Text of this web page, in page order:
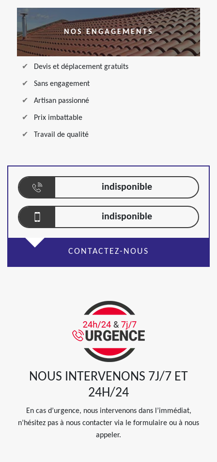
NOS ENGAGEMENTS
Devis et déplacement gratuits
Sans engagement
Artisan passionné
Prix imbattable
Travail de qualité
indisponible
indisponible
CONTACTEZ-NOUS
NOUS INTERVENONS 7J/7 ET
24H/24
En cas d’urgence, nous intervenons dans l’immédiat,
n’hésitez pas à nous contacter via le formulaire ou à nous
appeler.